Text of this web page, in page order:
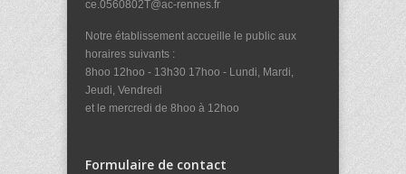
ce.0560802T@ac-rennes.fr
Notre établissement accueille le public aux
horaires suivants :
8hoo 12hoo - 13h30 17hoo - Lundi, Mardi,
Jeudi, Vendredi
et le mercredi de 8hoo à 12hoo
Formulaire de contact